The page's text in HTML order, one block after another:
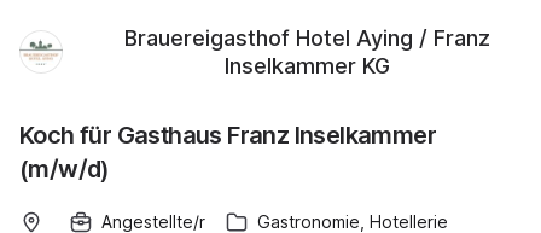
Brauereigasthof Hotel Aying / Franz
Inselkammer KG
Koch für Gasthaus Franz Inselkammer
(m/w/d)
Angestellte/r Gastronomie, Hotellerie